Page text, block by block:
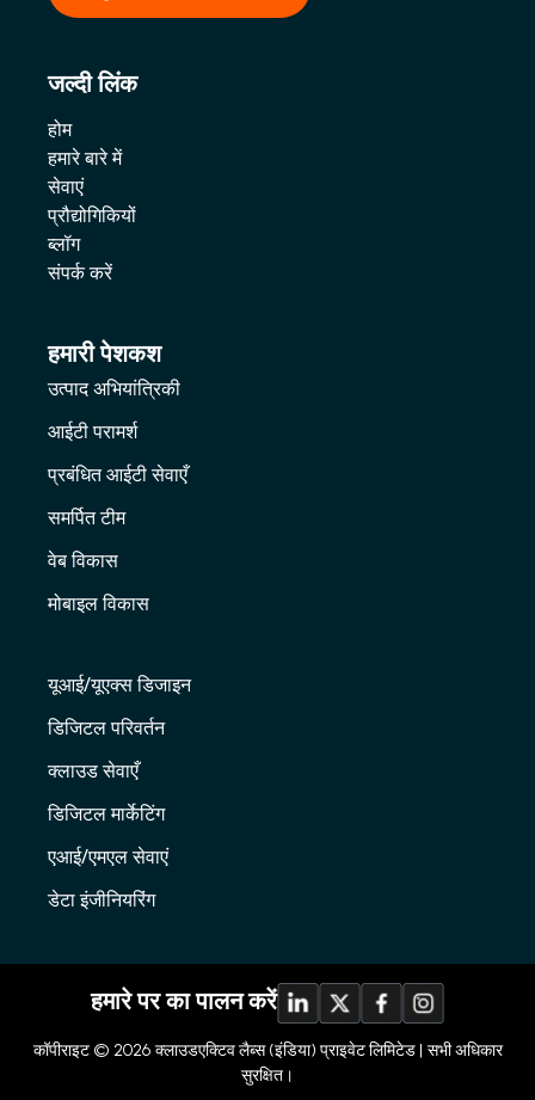
जल्दी लिंक
होम
हमारे बारे में
सेवाएं
प्रौद्योगिकियों
ब्लॉग
संपर्क करें
हमारी पेशकश
उत्पाद अभियांत्रिकी
आईटी परामर्श
प्रबंधित आईटी सेवाएँ
समर्पित टीम
वेब विकास
मोबाइल विकास
यूआई/यूएक्स डिजाइन
डिजिटल परिवर्तन
क्लाउड सेवाएँ
डिजिटल मार्केटिंग
एआई/एमएल सेवाएं
डेटा इंजीनियरिंग
हमारे पर का पालन करें
कॉपीराइट © 2026 क्लाउडएक्टिव लैब्स (इंडिया) प्राइवेट लिमिटेड | सभी अधिकार
सुरक्षित।